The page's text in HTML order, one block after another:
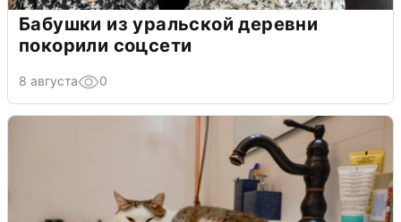
Бабушки из уральской деревни
покорили соцсети
8 августа 0